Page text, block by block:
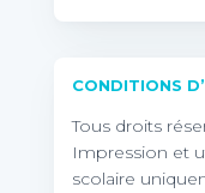
CONDITIONS
Tous droits
Impression et
scolaire